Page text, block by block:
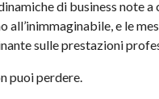
di business note a
all’inimmaginabile, e le
sulle prestazioni
puoi perdere.